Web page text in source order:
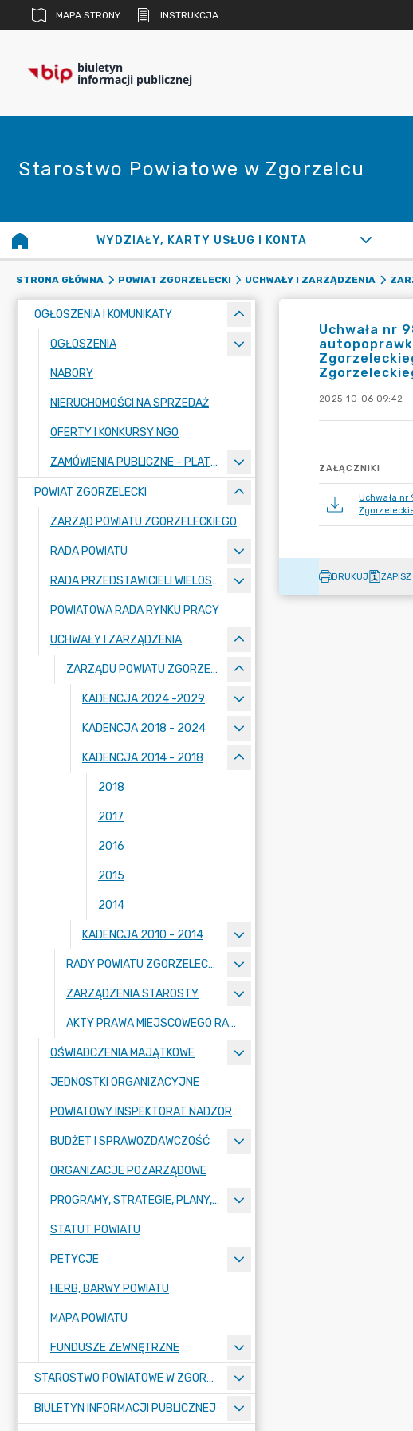
MAPA STRONY INSTRUKCJA
biuletyn
informacji publicznej
Starostwo Powiatowe w Zgorzelcu
WYDZIAŁY, KARTY USŁUG I KONTA
STRONA GŁÓWNA POWIAT ZGORZELECKI UCHWAŁY I ZARZĄDZENIA
OGŁOSZENIA I KOMUNIKATY
OGŁOSZENIA
NABORY
NIERUCHOMOŚCI NA SPRZEDAŻ
OFERTY I KONKURSY NGO
ZAMÓWIENIA PUBLICZNE - PLATFORMA ZAKUPOWA
POWIAT ZGORZELECKI
ZARZĄD POWIATU ZGORZELECKIEGO
RADA POWIATU
RADA PRZEDSTAWICIELI WIELOSPECJALISTYCZNEGO ZESPOŁU OPIEKI ZDROWOTNEJ "BOLESŁAWIEC-ZGORZELEC" SAMODZIELNEGO PUBLICZNEGO ZAKŁADU OPIEKI ZDROWOTNEJ
POWIATOWA RADA RYNKU PRACY
UCHWAŁY I ZARZĄDZENIA
ZARZĄDU POWIATU ZGORZELECKIEGO
KADENCJA 2024 -2029
KADENCJA 2018 - 2024
KADENCJA 2014 - 2018
2018
2017
2016
2015
2014
KADENCJA 2010 - 2014
RADY POWIATU ZGORZELECKIEGO
ZARZĄDZENIA STAROSTY
AKTY PRAWA MIEJSCOWEGO RADY POWIATU ZGORZELECKIEGO
OŚWIADCZENIA MAJĄTKOWE
JEDNOSTKI ORGANIZACYJNE
POWIATOWY INSPEKTORAT NADZORU BUDOWLANEGO
BUDŻET I SPRAWOZDAWCZOŚĆ
ORGANIZACJE POZARZĄDOWE
PROGRAMY, STRATEGIE, PLANY, RAPORTY
STATUT POWIATU
PETYCJE
HERB, BARWY POWIATU
MAPA POWIATU
FUNDUSZE ZEWNĘTRZNE
STAROSTWO POWIATOWE W ZGORZELCU
BIULETYN INFORMACJI PUBLICZNEJ
Uchwała nr
2025-10-06 09:42
ZAŁĄCZNIKI
Uchwała
DRUKUJ